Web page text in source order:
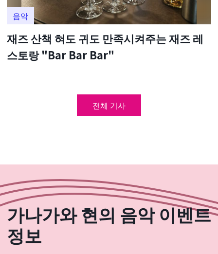
음악
재즈 산책 혀도 귀도 만족시켜주는 재즈 레
스토랑 "Bar Bar Bar"
전체 기사
가나가와 현의 음악 이벤트
정보